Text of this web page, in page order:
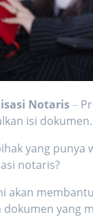
Notaris–
isi dokumen.
yang punya
notaris?
akan
yang